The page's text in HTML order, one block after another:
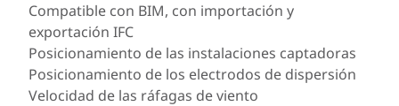
Compatible con BIM, con importación y
exportación IFC
Posicionamiento de las instalaciones captadoras
Posicionamiento de los electrodos de dispersión
Velocidad de las ráfagas de viento